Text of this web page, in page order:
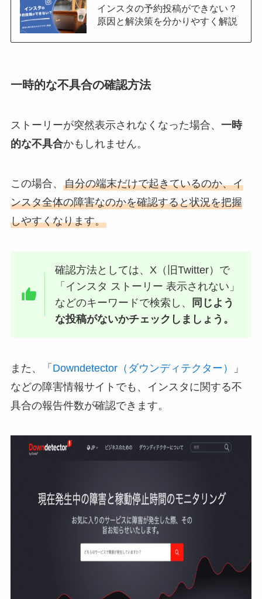
インスタの予約投稿ができない？
原因と解決策を分かりやすく解説
一時的な不具合の確認方法
ストーリーが突然表示されなくなった場合、 一時
的な不具合かもしれません。
この場合、 自分の端末だけで起きているのか、イ
ンスタ全体の障害なのかを確認すると状況を把握
しやすくなります。
確認方法としては、X（旧Twitter）で
「インスタ ストーリー 表示されない」
などのキーワードで検索し、
同じよう
な投稿がないかチェックしましょう。
また、「 Downdetector（ダウンディテクター）
」
などの障害情報サイトでも、インスタに関する不
具合の報告件数が確認できます。